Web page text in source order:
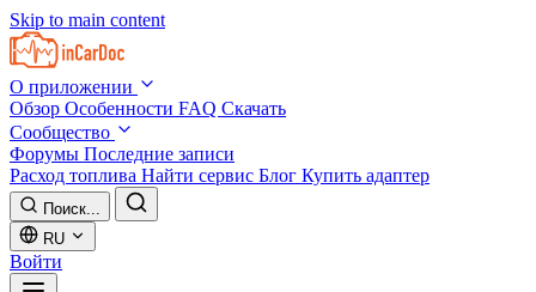
Skip to main content
О приложении
Обзор Особенности FAQ Скачать
Сообщество
Форумы Последние записи
Расход топлива Найти сервис Блог Купить адаптер
Поиск...
RU
Войти